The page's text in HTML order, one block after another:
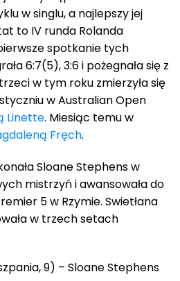
w singlu, a najlepszy jej
to IV runda Rolanda
spotkanie tych
6:7(5), 3:6 i pożegnała się z
w tym roku zmierzyła się
w Australian Open
Linette. Miesiąc temu w
Fręch.
Sloane Stephens w
mistrzyń i awansowała do
5 w Rzymie. Swietłana
w trzech setach
9) – Sloane Stephens